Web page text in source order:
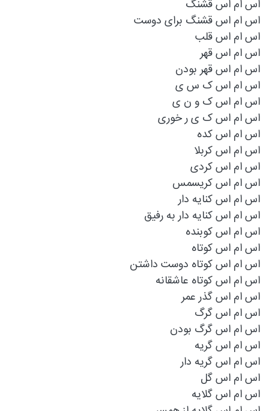
اس ام اس قشنگ
اس ام اس قشنگ برای دوست
اس ام اس قلب
اس ام اس قهر
اس ام اس قهر بودن
اس ام اس ک س ی
اس ام اس ک و ن ی
اس ام اس ک ی ر خوری
اس ام اس کده
اس ام اس کربلا
اس ام اس کردی
اس ام اس کریسمس
اس ام اس کنایه دار
اس ام اس کنایه دار به رفیق
اس ام اس کوبنده
اس ام اس کوتاه
اس ام اس کوتاه دوست داشتن
اس ام اس کوتاه عاشقانه
اس ام اس گذر عمر
اس ام اس گرگ
اس ام اس گرگ بودن
اس ام اس گریه
اس ام اس گریه دار
اس ام اس گل
اس ام اس گلایه